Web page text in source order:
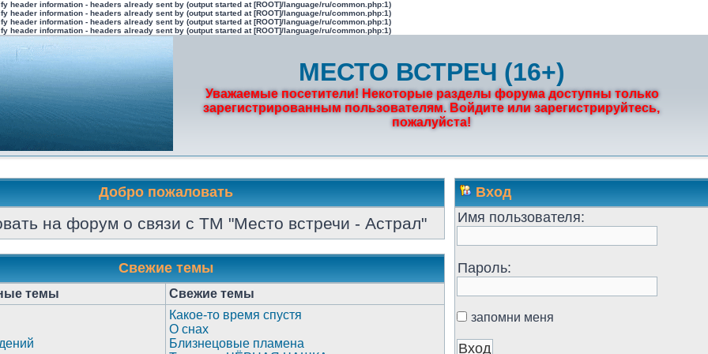
header information - headers already sent by (output started at [ROOT]/language/ru/common.php:1)
header information - headers already sent by (output started at [ROOT]/language/ru/common.php:1)
header information - headers already sent by (output started at [ROOT]/language/ru/common.php:1)
header information - headers already sent by (output started at [ROOT]/language/ru/common.php:1)
МЕСТО ВСТРЕЧ (16+)
Уважаемые посетители! Некоторые разделы форума доступны только
зарегистрированным пользователям. Войдите или зарегистрируйтесь,
пожалуйста!
Добро пожаловать
на форум о связи с ТМ "Место встречи - Астрал"
Свежие темы
темы Свежие темы
Какое-то время спустя
О снах
Близнецовые пламена
Вход
Имя пользователя:
Пароль:
запомни меня